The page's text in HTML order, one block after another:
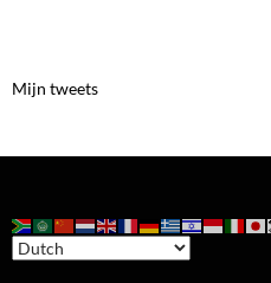
Mijn tweets